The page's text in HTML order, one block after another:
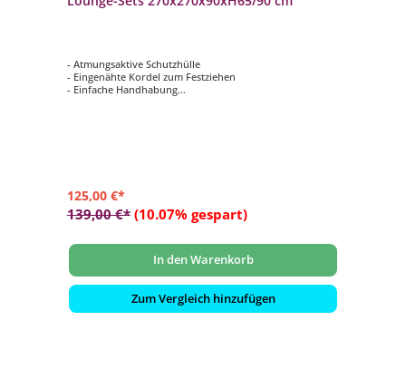
- Atmungsaktive Schutzhülle
- Eingenähte Kordel zum Festziehen
- Einfache Handhabung
125,00 €*
139,00 €* (10.07% gespart)
In den Warenkorb
Zum Vergleich hinzufügen